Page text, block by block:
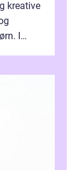
kreative
I